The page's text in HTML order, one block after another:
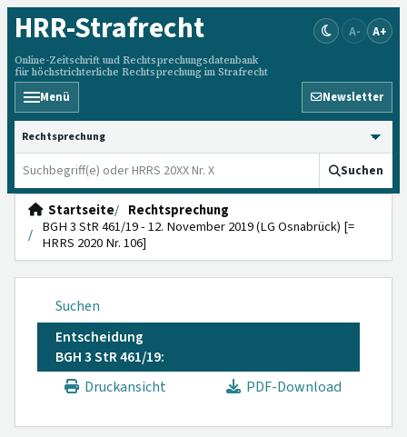
HRR-Strafrecht
Online-Zeitschrift und Rechtsprechungsdatenbank
für höchstrichterliche Rechtsprechung im Strafrecht
A- A+
Menü Newsletter
HRRS durchsuchen
Suchen
Startseite
Rechtsprechung
BGH 3 StR 461/19 - 12. November 2019 (LG Osnabrück) [=
HRRS 2020 Nr. 106]
Suchen
Entscheidung
BGH 3 StR 461/19:
Druckansicht
PDF-Download